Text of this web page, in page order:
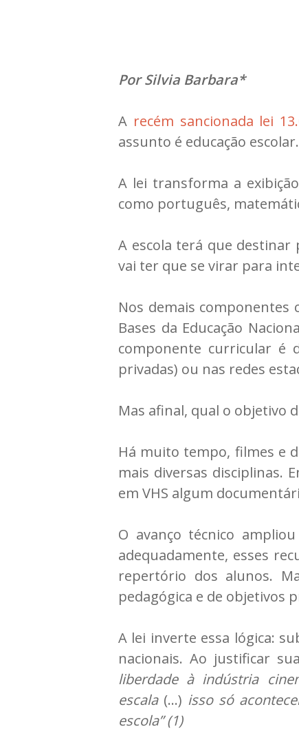
Por Silvia Barbara*
A recém sancionada lei
assunto é educação escolar.
A lei transforma a
como português,
A escola terá que destinar
vai ter que se virar para
Nos demais componentes
Bases da Educação
componente curricular é
privadas) ou nas redes
Mas afinal, qual o objetivo
Há muito tempo, filmes e
mais diversas disciplinas.
em VHS algum
O avanço técnico
adequadamente, esses
repertório dos alunos.
pedagógica e de objetivos
A lei inverte essa lógica:
nacionais. Ao justificar
liberdade à indústria
escala (…) isso só
escola” (1)